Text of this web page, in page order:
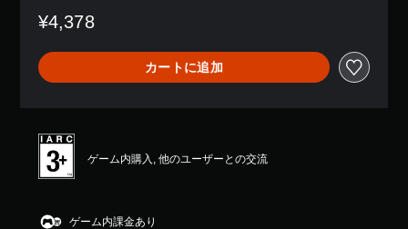
あ
ま
せ
ん
¥4,378
カートに追加
ゲーム内購入, 他のユーザーとの交流
ゲーム内課金あり